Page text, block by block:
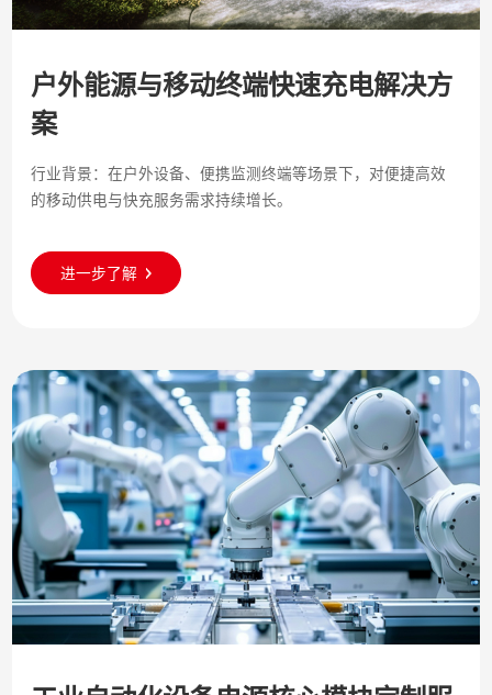
户外能源与移动终端快速充电解决方
案
行业背景：在户外设备、便携监测终端等场景下，对便捷高效
的移动供电与快充服务需求持续增长。
进一步了解